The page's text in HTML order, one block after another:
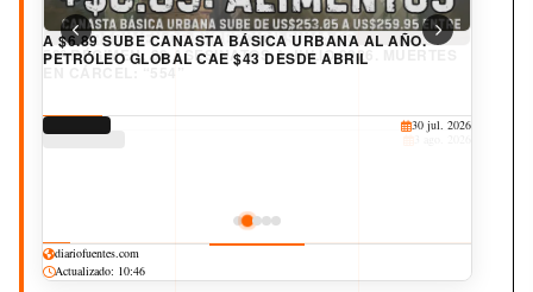
A $6.89 SUBE CANASTA BÁSICA URBANA AL AÑO.
PETRÓLEO GLOBAL CAE $43 DESDE ABRIL
DERECHOS
30 jul. 2026
diariofuentes.com
Actualizado: 10:46